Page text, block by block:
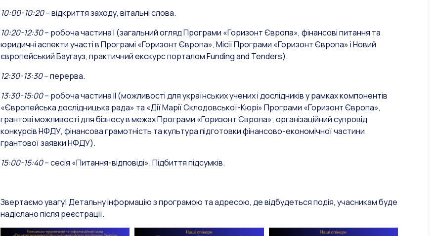
10:00-10:20– відкриття заходу, вітальні слова.
10:20-12:30– робоча частина І (загальний огляд Програми «Горизонт Європа», фінансові питання та
юридичні аспекти участі в Програмі «Горизонт Європа», Місії Програми «Горизонт Європа» і Новий
європейський Баугауз, практичний екскурс порталом Funding and Tenders).
12:30-13:30– перерва.
13:30-15:00– робоча частина ІІ (можливості для українських учених і дослідників у рамках компонентів
«Європейська дослідницька рада» та «Дії Марії Склодовської-Кюрі» Програми «Горизонт Європа»,
грантові можливості для бізнесу в межах Програми «Горизонт Європа»; організаційний супровід
конкурсів НФДУ, фінансова грамотність та культура підготовки фінансово-економічної частини
грантової заявки НФДУ).
15:00-15:40– сесія «Питання-відповіді». Підбиття підсумків.
Звертаємо увагу! Детальну інформацію з програмою та адресою, де відбудеться подія, учасникам буде
надіслано після реєстрації.